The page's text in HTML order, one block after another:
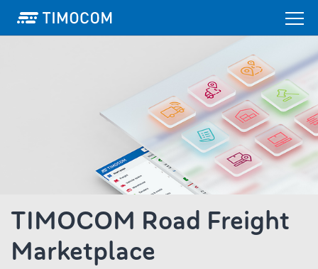
TIMOCOM Road Freight
Marketplace